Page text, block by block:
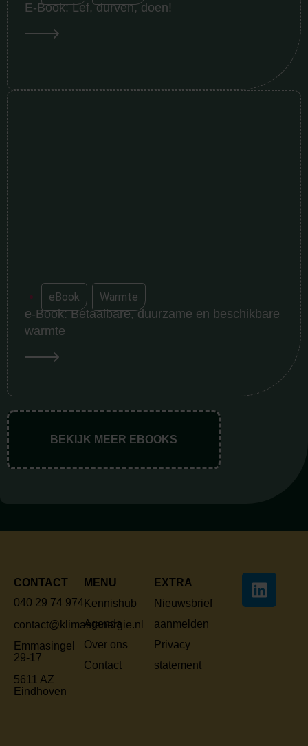
E-Book: Lef, durven, doen!
eBook Warmte
e-Book: Betaalbare, duurzame en beschikbare
warmte
BEKIJK MEER EBOOKS
CONTACT
040 29 74 974
contact@klimaatenergie.nl
Emmasingel
29-17
5611 AZ
Eindhoven
MENU
Kennishub
Agenda
Over ons
Contact
EXTRA
Nieuwsbrief
aanmelden
Privacy
statement